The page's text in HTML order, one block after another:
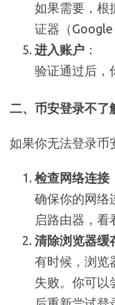
如果需要，根
证器（
进入账户 ：
验证通过后，
二、币安登录不了
如果你无法登录币
检查网络连接
确保你的网络
启路由器，看
清除浏览器缓
有时候，浏览
失败。你可以